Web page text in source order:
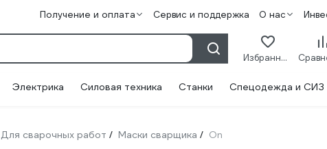
Получение и оплата Сервис и поддержка О нас
Избранное
Электрика Силовая техника Станки Спецодежда и СИЗ
Для сварочных работ / Маски сварщика / On